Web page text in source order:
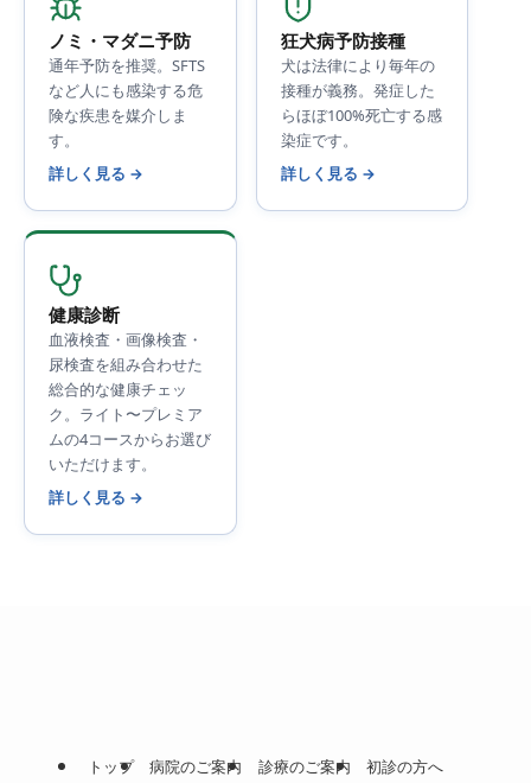
ノミ・マダニ予防
通年予防を推奨。SFTS
など人にも感染する危
険な疾患を媒介しま
す。
詳しく見る →
狂犬病予防接種
犬は法律により毎年の
接種が義務。発症した
らほぼ100%死亡する感
染症です。
詳しく見る →
健康診断
血液検査・画像検査・
尿検査を組み合わせた
総合的な健康チェッ
ク。ライト〜プレミア
ムの4コースからお選び
いただけます。
詳しく見る →
トップ 病院のご案内 診療のご案内 初診の方へ